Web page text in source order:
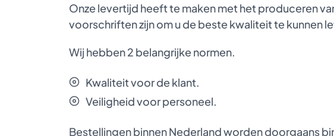
Onze levertijd heeft te maken met het produceren
voorschriften zijn om u de beste kwaliteit te kunnen
Wij hebben 2 belangrijke normen.
Kwaliteit voor de klant.
Veiligheid voor personeel.
Bestellingen binnen Nederland worden doorgaans